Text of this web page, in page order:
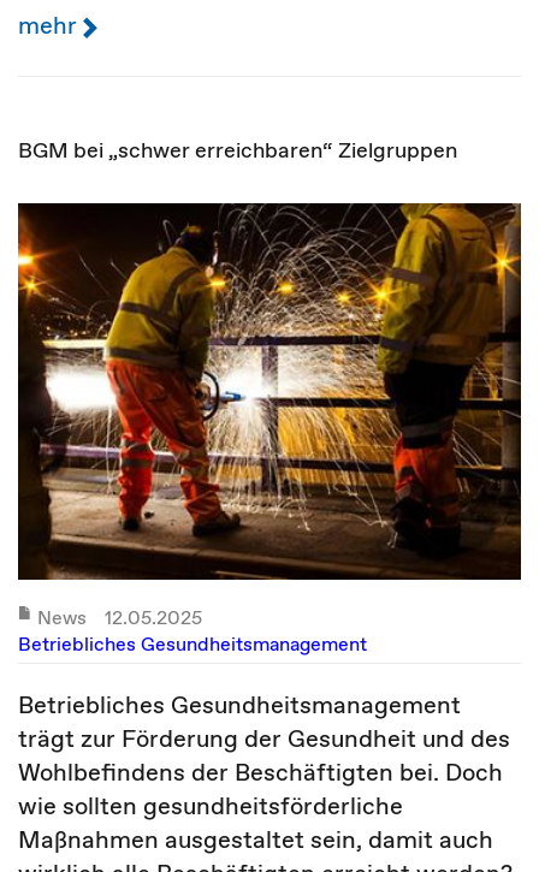
mehr
BGM bei „schwer erreichbaren“ Zielgruppen
News
12.05.2025
Betriebliches Gesundheitsmanagement
Betriebliches Gesundheitsmanagement
trägt zur Förderung der Gesundheit und des
Wohlbefindens der Beschäftigten bei. Doch
wie sollten gesundheitsförderliche
Maßnahmen ausgestaltet sein, damit auch